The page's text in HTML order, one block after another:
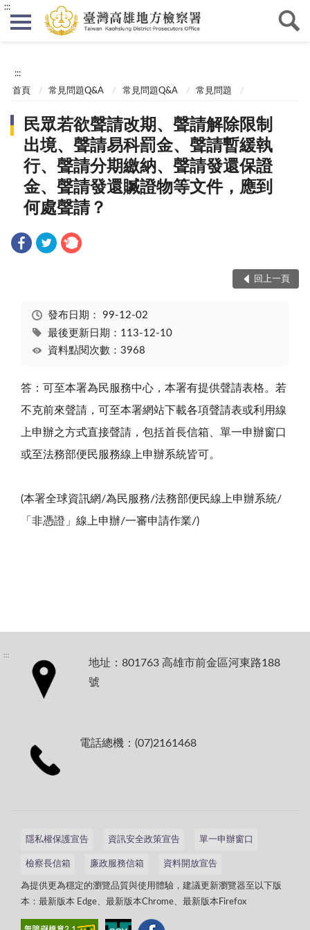
:::
:::
首頁 常見問題Q&A 常見問題Q&A 常見問題
民眾若欲聲請改期、聲請解除限制
出境、聲請易科罰金、聲請暫緩執
行、聲請分期繳納、聲請發還保證
金、聲請發還贓證物等文件，應到
何處聲請？
回上一頁
發布日期： 99-12-02
最後更新日期：113-12-10
資料點閱次數：3968
答：可至本署為民服務中心，本署有提供聲請表格。若
不克前來聲請，可至本署網站下載各項聲請表或利用線
上申辦之方式直接聲請，包括首長信箱、單一申辦窗口
或至法務部便民服務線上申辦系統皆可。
(本署全球資訊網/為民服務/法務部便民線上申辦系統/
「非憑證」線上申辦/一審申請作業/)
:::
地址：801763 高雄市前金區河東路188
號
電話總機：(07)2161468
隱私權保護宣告 資訊安全政策宣告 單一申辦窗口
檢察長信箱 廉政服務信箱 資料開放宣告
為提供更為穩定的瀏覽品質與使用體驗，建議更新瀏覽器至以下版
本：最新版本 Edge、最新版本Chrome、最新版本Firefox